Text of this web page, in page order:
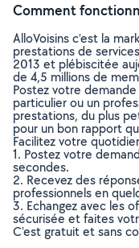
Comment
AlloVoisins c’est la
prestations de
2013 et plébiscitée
de 4,5 millions de
Postez votre
particulier ou un
prestations, du plus
pour un bon rapport
Facilitez votre
1. Postez votre
secondes.
2. Recevez des
professionnels en
3. Echangez avec les
sécurisée et faites
C’est gratuit et sans